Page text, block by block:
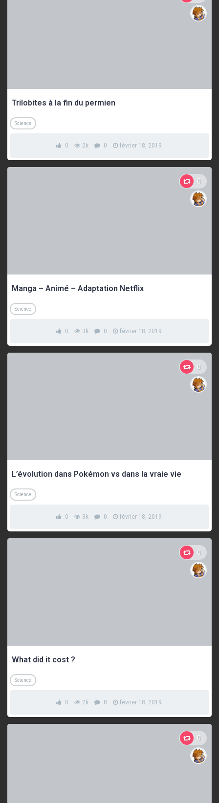
Trilobites à la fin du permien
Science
0 2k 0 février 18, 2019
0
Manga – Animé – Adaptation Netflix
Science
0 3k 0 février 18, 2019
0
L’évolution dans Pokémon vs dans la vraie vie
Science
0 3k 0 février 18, 2019
0
What did it cost ?
Science
0 2k 0 février 18, 2019
0